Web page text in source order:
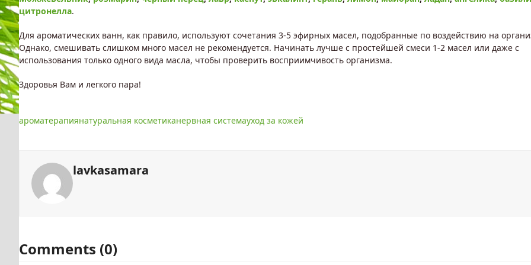
цитронелла.
Для ароматических ванн, как правило, используют сочетания 3-5 эфирных масел, подобранные по воздействию на
Однако, смешивать слишком много масел не рекомендуется. Начинать лучше с простейшей смеси 1-2 масел или даже с
использования только одного вида масла, чтобы проверить восприимчивость организма.
Здоровья Вам и легкого пара!
ароматерапиянатуральная косметиканервная системауход за кожей
lavkasamara
Comments (0)